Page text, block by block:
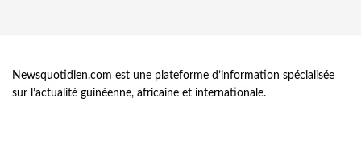
Newsquotidien.com est une plateforme d’information spécialisée
sur l’actualité guinéenne, africaine et internationale.